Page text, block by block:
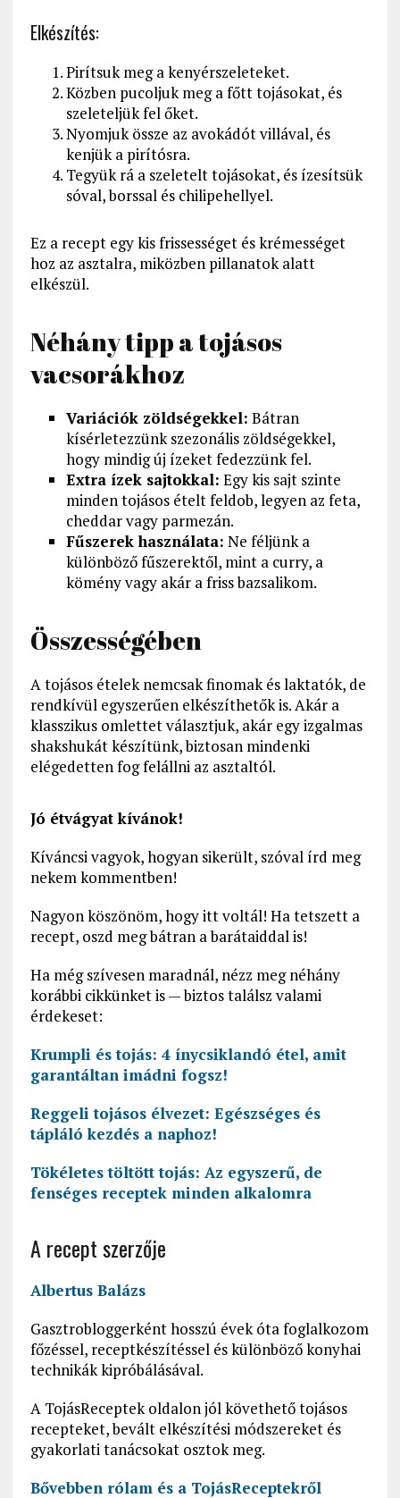
Elkészítés:
Pirítsuk meg a kenyérszeleteket.
Közben pucoljuk meg a főtt tojásokat, és
szeleteljük fel őket.
Nyomjuk össze az avokádót villával, és
kenjük a pirítósra.
Tegyük rá a szeletelt tojásokat, és ízesítsük
sóval, borssal és chilipehellyel.
Ez a recept egy kis frissességet és krémességet
hoz az asztalra, miközben pillanatok alatt
elkészül.
Néhány tipp a tojásos
vacsorákhoz
Variációk zöldségekkel: Bátran
kísérletezzünk szezonális zöldségekkel,
hogy mindig új ízeket fedezzünk fel.
Extra ízek sajtokkal: Egy kis sajt szinte
minden tojásos ételt feldob, legyen az feta,
cheddar vagy parmezán.
Fűszerek használata: Ne féljünk a
különböző fűszerektől, mint a curry, a
kömény vagy akár a friss bazsalikom.
Összességében
A tojásos ételek nemcsak finomak és laktatók, de
rendkívül egyszerűen elkészíthetők is. Akár a
klasszikus omlettet választjuk, akár egy izgalmas
shakshukát készítünk, biztosan mindenki
elégedetten fog felállni az asztaltól.
Jó étvágyat kívánok!
Kíváncsi vagyok, hogyan sikerült, szóval írd meg
nekem kommentben!
Nagyon köszönöm, hogy itt voltál! Ha tetszett a
recept, oszd meg bátran a barátaiddal is!
Ha még szívesen maradnál, nézz meg néhány
korábbi cikkünket is — biztos találsz valami
érdekeset:
Krumpli és tojás: 4 ínycsiklandó étel, amit
garantáltan imádni fogsz!
Reggeli tojásos élvezet: Egészséges és
tápláló kezdés a naphoz!
Tökéletes töltött tojás: Az egyszerű, de
fenséges receptek minden alkalomra
A recept szerzője
Albertus Balázs
Gasztrobloggerként hosszú évek óta foglalkozom
főzéssel, receptkészítéssel és különböző konyhai
technikák kipróbálásával.
A TojásReceptek oldalon jól követhető tojásos
recepteket, bevált elkészítési módszereket és
gyakorlati tanácsokat osztok meg.
Bővebben rólam és a TojásReceptekről